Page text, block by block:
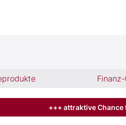
+++ attraktive